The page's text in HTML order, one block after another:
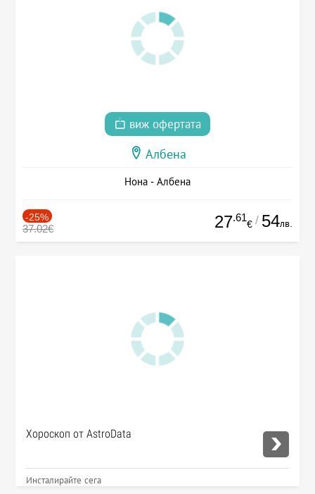
виж офертата
Албена
Нона - Албена
-25%
37.02€ 27.61
€ / 54лв.
Хороскоп от AstroData
Инсталирайте сега